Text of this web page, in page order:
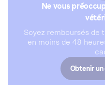
Ne vous
Soyez remboursés de
en moins de 48
Obtenir un